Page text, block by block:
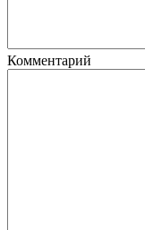
Комментарий